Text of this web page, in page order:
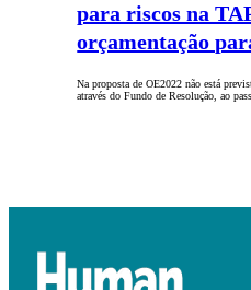
para riscos na
orçamentação
Na proposta de OE2022 não está
através do Fundo de Resolução, ao